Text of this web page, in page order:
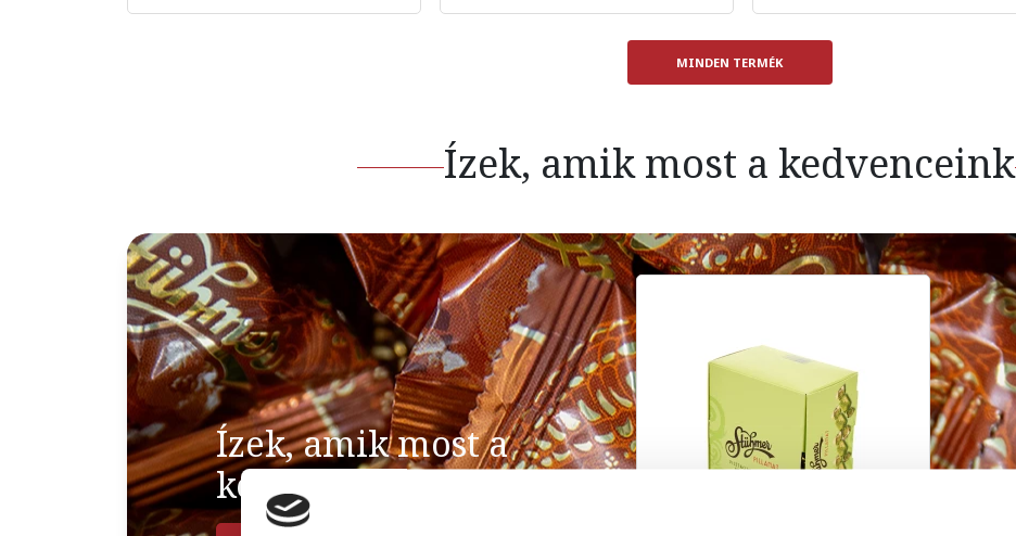
MINDEN TERMÉK
Ízek, amik most a kedvenceink
Ízek, amik most a
kedvenceink